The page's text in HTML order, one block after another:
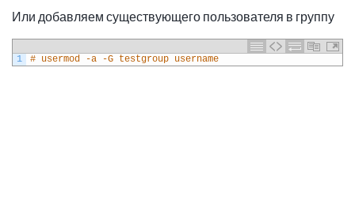
Или добавляем существующего пользователя в группу
1 # usermod -a -G testgroup username